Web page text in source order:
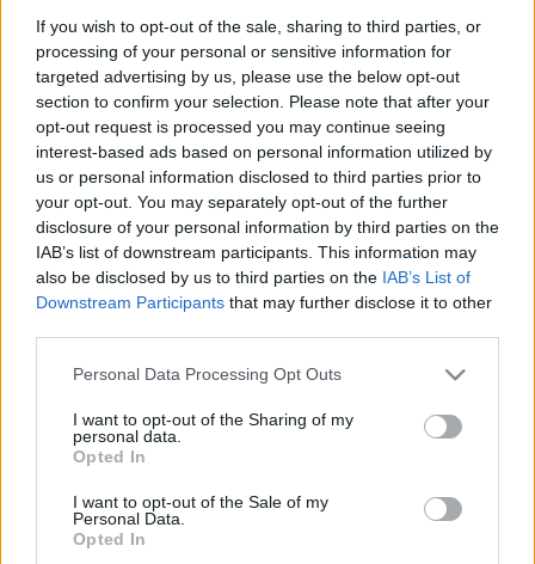
If you wish to opt-out of the sale, sharing to third parties, or
processing of your personal or sensitive information for
targeted advertising by us, please use the below opt-out
section to confirm your selection. Please note that after your
opt-out request is processed you may continue seeing
interest-based ads based on personal information utilized by
us or personal information disclosed to third parties prior to
your opt-out. You may separately opt-out of the further
disclosure of your personal information by third parties on the
IAB’s list of downstream participants. This information may
also be disclosed by us to third parties on the IAB’s List of
Downstream Participants that may further disclose it to other
Please note that this website/app uses one or more Google
not limited to your visit or usage behaviour. You may click to
grant or deny consent to Google and its third-party tags to
use your data for below specified purposes in below Google
consent section.
Personal Data Processing Opt Outs
I want to opt-out of the Sharing of my
personal data.
Opted In
I want to opt-out of the Sale of my
Personal Data.
Opted In
megjelenített mese sokkal vonzóbb. A legnagyobb
mesterek, az ókori görögök, Shakespeare és Csehov
pontosan tudták, hogy a legkönnyebben érthető,
legélesebb konfliktusokkal, legdurvább bohózati
hatásokkal és fordulatokkal kell élniük a legsúlyosabb
tragédiákban is, hogy a közönség lelkét megmozgassák,
és a színen láthatók iránti részvétét vagy gúnyos
megvetését kiváltsák.
Gyermeki gonoszságunk és beleélő képességünk
százezer évek alatt semmit sem változott, a mesére
minden kisgyerek fogékony, a megjelenített mesét
mindenki élvezi, a színház az emberiséggel együtt jár. Ki
lehet persze verni a kamaszodó gyerekekből rémes
iskolákkal és embertelen, humortalan intézményekkel a
részvétre és a megvetésre való képességet, de a
következő nemzedékek ismét ezzel a hajlammal
születnek, és ha csak egy parányit is kedvezőbb a
társadalmi hangulat, ha csak egy kicsit is enyhül a
cenzúra, az újabb remek színészek és írók, a mindenkori
jokulátorok szinte a semmiből is megteremnek újra.